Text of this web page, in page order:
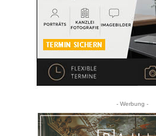
- Werbung -